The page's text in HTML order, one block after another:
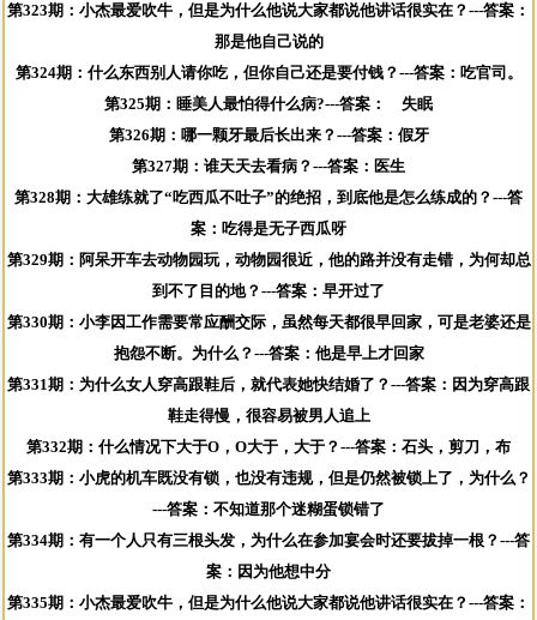
第323期：小杰最爱吹牛，但是为什么他说大家都说他讲话很实在？---答案：
那是他自己说的
第324期：什么东西别人请你吃，但你自己还是要付钱？---答案：吃官司。
第325期：睡美人最怕得什么病?---答案： 失眠
第326期：哪一颗牙最后长出来？---答案：假牙
第327期：谁天天去看病？---答案：医生
第328期：大雄练就了“吃西瓜不吐子”的绝招，到底他是怎么练成的？---答
案：吃得是无子西瓜呀
第329期：阿呆开车去动物园玩，动物园很近，他的路并没有走错，为何却总
到不了目的地？---答案：早开过了
第330期：小李因工作需要常应酬交际，虽然每天都很早回家，可是老婆还是
抱怨不断。为什么？---答案：他是早上才回家
第331期：为什么女人穿高跟鞋后，就代表她快结婚了？---答案：因为穿高跟
鞋走得慢，很容易被男人追上
第332期：什么情况下大于O，O大于，大于？---答案：石头，剪刀，布
第333期：小虎的机车既没有锁，也没有违规，但是仍然被锁上了，为什么？
---答案：不知道那个迷糊蛋锁错了
第334期：有一个人只有三根头发，为什么在参加宴会时还要拔掉一根？---答
案：因为他想中分
第335期：小杰最爱吹牛，但是为什么他说大家都说他讲话很实在？---答案：